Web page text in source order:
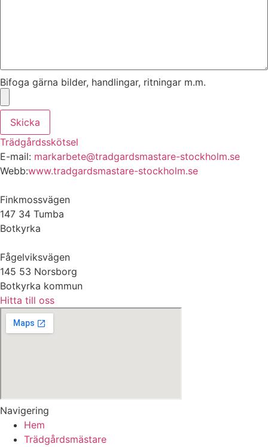
Bifoga gärna bilder, handlingar, ritningar m.m.
Skicka
Trädgårdsskötsel
E-mail: markarbete@tradgardsmastare-stockholm.se
Webb:www.tradgardsmastare-stockholm.se
Finkmossvägen
147 34 Tumba
Botkyrka
Fågelviksvägen
145 53 Norsborg
Botkyrka kommun
Hitta till oss
Navigering
Hem
Trädgårdsmästare